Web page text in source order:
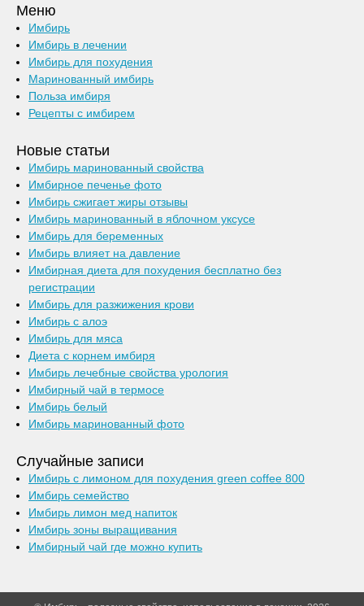
Меню
Имбирь
Имбирь в лечении
Имбирь для похудения
Маринованный имбирь
Польза имбиря
Рецепты с имбирем
Новые статьи
Имбирь маринованный свойства
Имбирное печенье фото
Имбирь сжигает жиры отзывы
Имбирь маринованный в яблочном уксусе
Имбирь для беременных
Имбирь влияет на давление
Имбирная диета для похудения бесплатно без
регистрации
Имбирь для разжижения крови
Имбирь с алоэ
Имбирь для мяса
Диета с корнем имбиря
Имбирь лечебные свойства урология
Имбирный чай в термосе
Имбирь белый
Имбирь маринованный фото
Случайные записи
Имбирь с лимоном для похудения green coffee 800
Имбирь семейство
Имбирь лимон мед напиток
Имбирь зоны выращивания
Имбирный чай где можно купить